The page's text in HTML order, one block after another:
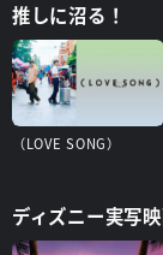
推しに沼る！
（LOVE SONG）
ディズニー実写